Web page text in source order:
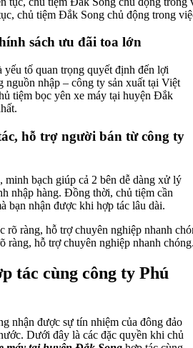
chủ tiệm Đắk Song chủ động trong
sách ưu đãi toa lớn
yếu tố quan trọng quyết định đến lợi
nguồn nhập – công ty sản xuất tại Việt
tiệm bọc yên xe máy tại huyện Đắk
hỗ trợ người bán từ công ty
minh bạch giúp cả 2 bên dễ dàng xử lý
nhập hàng. Đồng thời, chủ tiệm cần
bạn nhận được khi hợp tác lâu dài.
ràng, hỗ trợ chuyên nghiệp nhanh
tác cùng công ty Phú
nhận được sự tín nhiệm của đông đảo
Dưới đây là các đặc quyền khi chủ